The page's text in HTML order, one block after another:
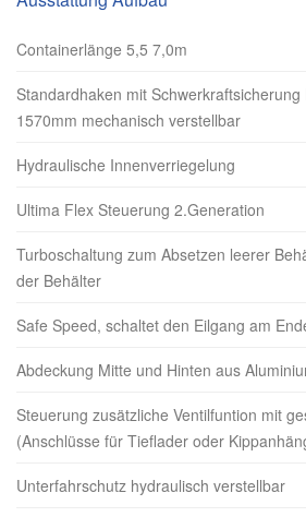
Containerlänge 5,5 7,0m
Standardhaken mit
1570mm mechanisch verstellbar
Hydraulische Innenverriegelung
Ultima Flex Steuerung 2.Generation
Turboschaltung zum Absetzen leerer
der Behälter
Safe Speed, schaltet den Eilgang am
Abdeckung Mitte und Hinten aus
Steuerung zusätzliche Ventilfuntion mit
(Anschlüsse für Tieflader oder
Unterfahrschutz hydraulisch verstellbar